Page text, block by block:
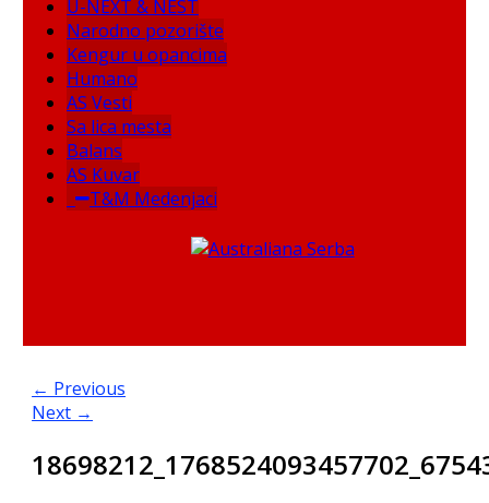
U-NEXT & NEST
Narodno pozorište
Kengur u opancima
Humano
AS Vesti
Sa lica mesta
Balans
AS Kuvar
T&M Medenjaci
← Previous
Next →